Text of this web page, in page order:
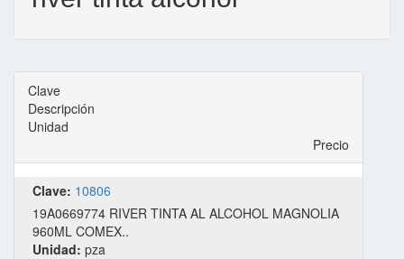
Clave
Descripción
Unidad
Precio
Clave: 10806
19A0669774 RIVER TINTA AL ALCOHOL MAGNOLIA
960ML COMEX..
Unidad: pza